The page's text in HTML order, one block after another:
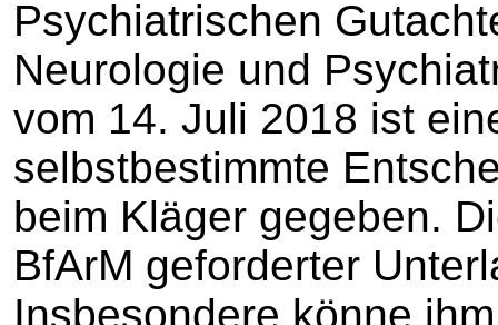
Psychiatrischen
Neurologie und
vom 14. Juli 2018 ist
selbstbestimmte
beim Kläger gegeben.
BfArM geforderter
Insbesondere könne